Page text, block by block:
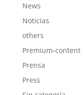
News
Noticias
others
Premium-content
Prensa
Press